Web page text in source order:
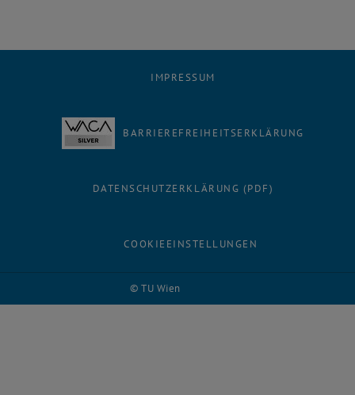
© TU Wien
IMPRESSUM
BARRIEREFREIHEITSERKLÄRUNG
DATENSCHUTZERKLÄRUNG (PDF)
COOKIEEINSTELLUNGEN